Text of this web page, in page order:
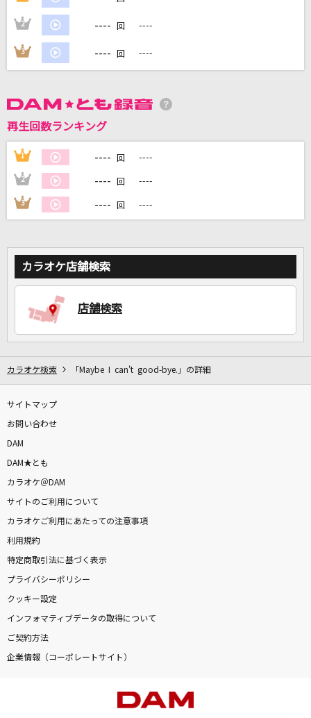
カラオケ最新情報をチェック！
2 ---- 回 ----
3 ---- 回 ----
再生回数ランキング
1 ---- 回 ----
2 ---- 回 ----
3 ---- 回 ----
カラオケ店舗検索
店舗検索
カラオケ検索 「Maybe I can't good-bye.」の詳細
サイトマップ
お問い合わせ
DAM
DAM★とも
カラオケ＠DAM
サイトのご利用について
カラオケご利用にあたっての注意事項
利用規約
特定商取引法に基づく表示
プライバシーポリシー
クッキー設定
インフォマティブデータの取得について
ご契約方法
企業情報（コーポレートサイト）